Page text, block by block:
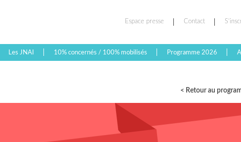
Espace presse Contact
Les JNAI 10% concernés / 100% mobilisés Programme 2026
< Retour au